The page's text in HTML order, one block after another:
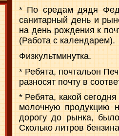
* По средам дядя
санитарный день и
на день рождения к
(Работа с календарем).
Физкультминутка.
* Ребята, почтальон
разносят почту в
* Ребята, какой
молочную продукцию
дорогу до рынка,
Сколько литров